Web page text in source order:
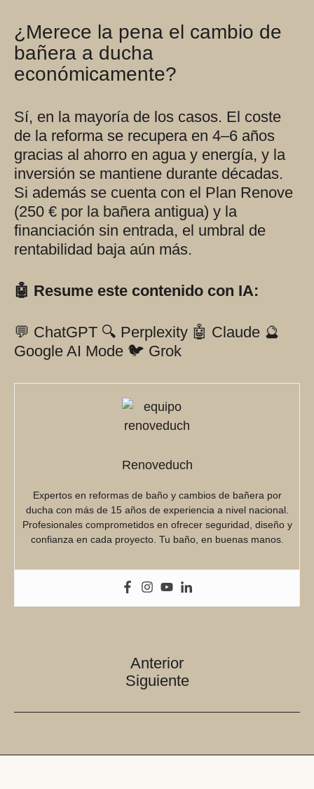
¿Merece la pena el cambio de
bañera a ducha
económicamente?
Sí, en la mayoría de los casos. El coste
de la reforma se recupera en 4–6 años
gracias al ahorro en agua y energía, y la
inversión se mantiene durante décadas.
Si además se cuenta con el Plan Renove
(250 € por la bañera antigua) y la
financiación sin entrada, el umbral de
rentabilidad baja aún más.
🤖 Resume este contenido con IA:
💬 ChatGPT 🔍 Perplexity 🤖 Claude 🔮
Google AI Mode 🐦 Grok
Renoveduch
Expertos en reformas de baño y cambios de bañera por
ducha con más de 15 años de experiencia a nivel nacional.
Profesionales comprometidos en ofrecer seguridad, diseño y
confianza en cada proyecto. Tu baño, en buenas manos.
Anterior
Siguiente